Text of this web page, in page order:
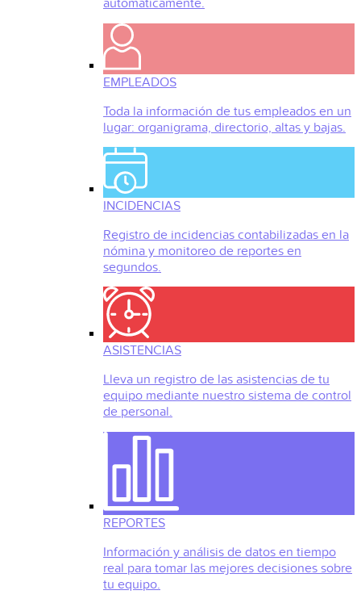
automáticamente.
EMPLEADOS
Toda la información de tus empleados en un
lugar: organigrama, directorio, altas y bajas.
INCIDENCIAS
Registro de incidencias contabilizadas en la
nómina y monitoreo de reportes en
segundos.
ASISTENCIAS
Lleva un registro de las asistencias de tu
equipo mediante nuestro sistema de control
de personal.
REPORTES
Información y análisis de datos en tiempo
real para tomar las mejores decisiones sobre
tu equipo.